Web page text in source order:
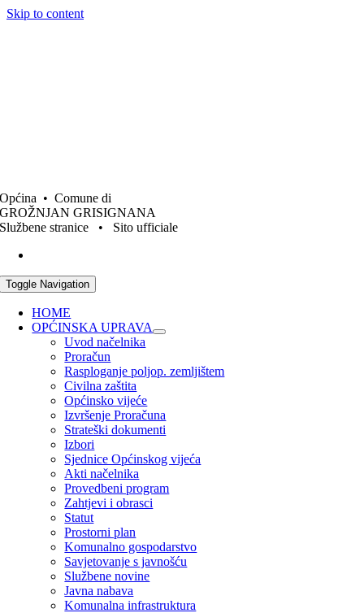
Skip to content
Općina • Comune di
GROŽNJAN GRISIGNANA
Službene stranice • Sito ufficiale
Toggle Navigation
HOME
OPĆINSKA UPRAVA
Uvod načelnika
Proračun
Rasploganje poljop. zemljištem
Civilna zaštita
Općinsko vijeće
Izvršenje Proračuna
Strateški dokumenti
Izbori
Sjednice Općinskog vijeća
Akti načelnika
Provedbeni program
Zahtjevi i obrasci
Statut
Prostorni plan
Komunalno gospodarstvo
Savjetovanje s javnošću
Službene novine
Javna nabava
Komunalna infrastruktura